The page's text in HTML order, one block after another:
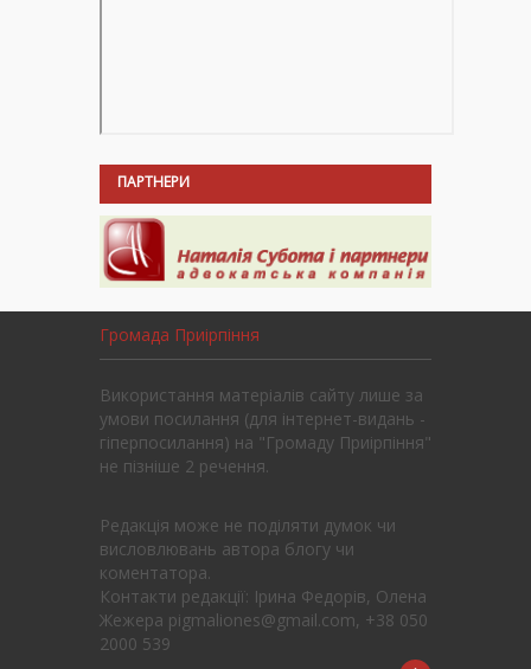
ПАРТНЕРИ
Громада Приірпіння
Використання матеріалів сайту лише за
умови посилання (для інтернет-видань -
гіперпосилання) на "Громаду Приірпіння"
не пізніше 2 речення.
Редакція може не поділяти думок чи
висловлювань автора блогу чи
коментатора.
Контакти редакції: Ірина Федорів, Олена
Жежера pigmaliones@gmail.com, +38 050
2000 539